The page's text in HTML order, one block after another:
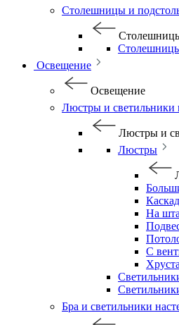
Столешницы и
Столешницы
Столешницы
Освещение
Освещение
Люстры и светильники
Люстры и
Люстры
На
С
Бра и светильники